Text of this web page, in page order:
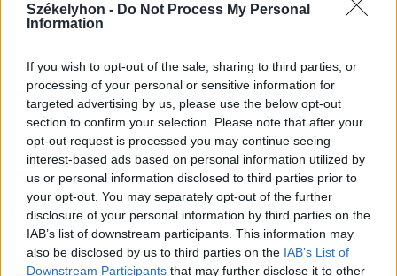
Székelyhon - Do Not Process My Personal
Information
If you wish to opt-out of the sale, sharing to third parties, or
processing of your personal or sensitive information for
targeted advertising by us, please use the below opt-out
section to confirm your selection. Please note that after your
opt-out request is processed you may continue seeing
interest-based ads based on personal information utilized by
us or personal information disclosed to third parties prior to
your opt-out. You may separately opt-out of the further
disclosure of your personal information by third parties on the
IAB’s list of downstream participants. This information may
also be disclosed by us to third parties on the IAB’s List of
Downstream Participants that may further disclose it to other
2026. augusztus 08., szombat
Vaddisznó szaladt le a budapesti
metróba, felszállt az egyik kocsira,
majd kilőtték – videóval